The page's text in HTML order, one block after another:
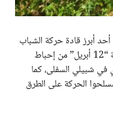
أبرز قادة حركة الشباب
تمكنت وحدات من اللواء السابع التابع لفرقة “12 أبريل” من إحباط
شبيلي السفلى، كما
الحركة على الطرق